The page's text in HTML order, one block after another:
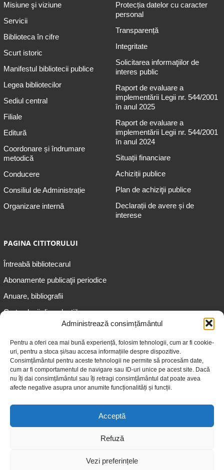
Administrează consimțământul
Pentru a oferi cea mai bună experiență, folosim tehnologii, cum ar fi cookie-
uri, pentru a stoca și/sau accesa informațiile despre dispozitive.
Consimțământul pentru aceste tehnologii ne permite să procesăm date,
cum ar fi comportamentul de navigare sau ID-uri unice pe acest site. Dacă
nu îți dai consimțământul sau îți retragi consimțământul dat poate avea
afecte negative asupra unor anumite funcționalități și funcții.
Acceptă
Refuză
Vezi preferințele
Misiune şi viziune
Servicii
Biblioteca în cifre
Scurt istoric
Manifestul bibliotecii publice
Legea bibliotecilor
Sediul central
Filiale
Editură
Coordonare și îndrumare
metodică
Conducere
Consiliul de Administrație
Organizare internă
Protecția datelor cu caracter
personal
Transparență
Integritate
Solicitarea informaţiilor de
interes public
Raport de evaluare a
implementării Legii nr. 544/2001
în anul 2025
Raport de evaluare a
implementării Legii nr. 544/2001
în anul 2024
Situații financiare
Achiziții publice
Plan de achiziţii publice
Declarații de avere și de
interese
PAGINA CITITORULUI
Întreabă bibliotecarul
Abonamente publicaţii periodice
Anuare, bibliografii
Cartea lunii din colecțiile
Informații pentru adolescenți
Informații pentru adulți
Informații pentru seniori
© 2026 Biblioteca Judeţeană „Gheorghe Asachi” Iaşi